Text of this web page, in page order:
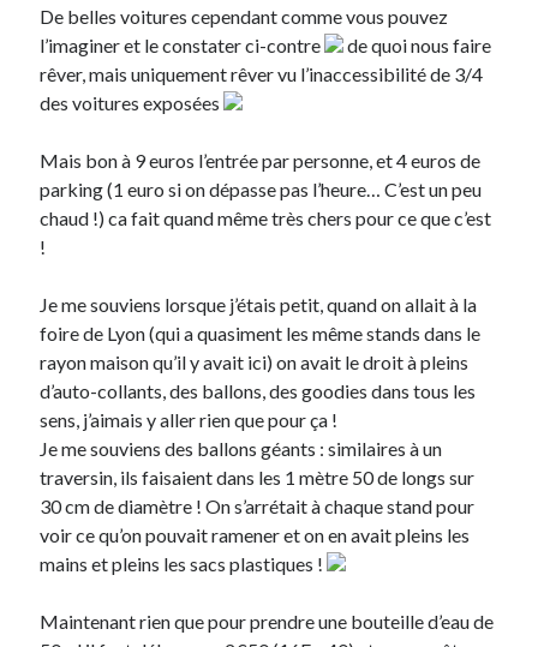
Search
Commentaires récents
GuillaumedansMonetico / Crédit Mutuel : comment éviter l’erreur
Thibaut Soufflet
dans
Monetico / Crédit Mutuel : comment éviter
l’erreur cURL 60 ?
CaroldansComment récupérer le lien vers mon profil Telegram ?
JGAdansMonetico / Crédit Mutuel : comment éviter l’erreur cURL 60 ?
FerrydansRendez-nous la vraie Cerise de Groupama !!
Catégories
Développement
De belles voitures cependant comme vous pouvez
l’imaginer et le constater ci-contre
de quoi nous faire
rêver, mais uniquement rêver vu l’inaccessibilité de 3/4
des voitures exposées
Mais bon à 9 euros l’entrée par personne, et 4 euros de
parking (1 euro si on dépasse pas l’heure… C’est un peu
chaud !) ca fait quand même très chers pour ce que c’est
!
Je me souviens lorsque j’étais petit, quand on allait à la
foire de Lyon (qui a quasiment les même stands dans le
rayon maison qu’il y avait ici) on avait le droit à pleins
d’auto-collants, des ballons, des goodies dans tous les
sens, j’aimais y aller rien que pour ça !
Je me souviens des ballons géants : similaires à un
traversin, ils faisaient dans les 1 mètre 50 de longs sur
30 cm de diamètre ! On s’arrétait à chaque stand pour
voir ce qu’on pouvait ramener et on en avait pleins les
mains et pleins les sacs plastiques !
Maintenant rien que pour prendre une bouteille d’eau de